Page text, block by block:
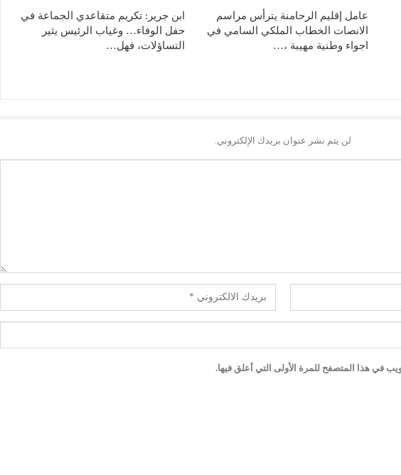
عامل إقليم الرحامنة يترأس مراسم
الانصات الخطاب الملكي السامي في
اجواء وطنية مهيبة ،…
ابن جرير: تكريم متقاعدي الجماعة في
حفل الوفاء… وغياب الرئيس يثير
التساؤلات، فهل…
لن يتم نشر عنوان بريدك الإلكتروني.
في هذا المتصفح للمرة الأولى التي أعلق فيها.